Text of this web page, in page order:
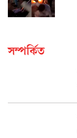
সম্পর্কিত